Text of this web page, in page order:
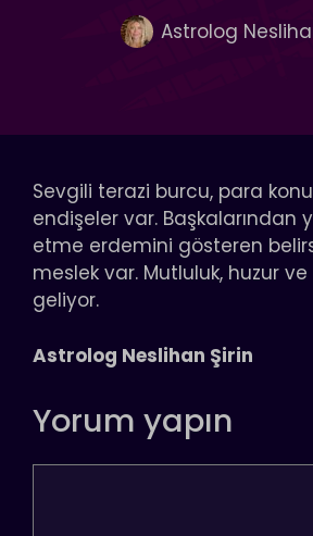
Astrolog
Sevgili terazi burcu, para
endişeler var. Başkalarından
etme erdemini gösteren
meslek var. Mutluluk, huzur
geliyor.
Astrolog Neslihan Şirin
Yorum yapın